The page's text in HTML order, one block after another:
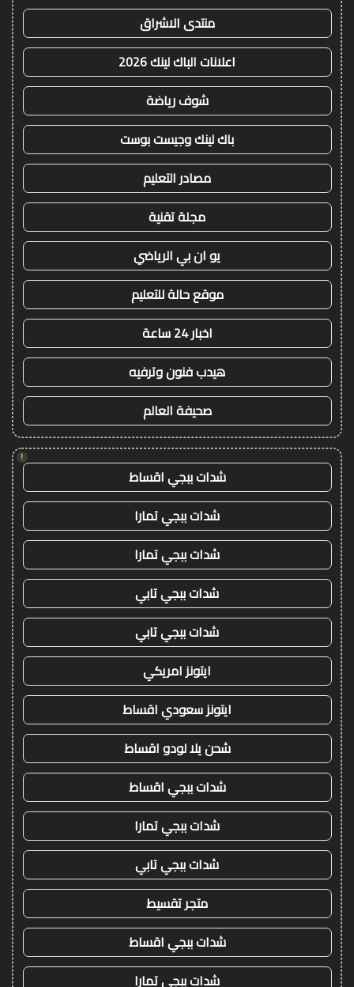
منتدى الاشراق
اعلانات الباك لينك 2026
شوف رياضة
باك لينك وجيست بوست
مصادر التعليم
مجلة تقنية
يو ان بي الرياضي
موقع حالة للتعليم
اخبار 24 ساعة
هيدب فنون وترفيه
صحيفة العالم
!
شدات ببجي اقساط
شدات ببجي تمارا
شدات ببجي تمارا
شدات ببجي تابي
شدات ببجي تابي
ايتونز امريكي
ايتونز سعودي اقساط
شحن يلا لودو اقساط
شدات ببجي اقساط
شدات ببجي تمارا
شدات ببجي تابي
متجر تقسيط
شدات ببجي اقساط
شدات ببجي تمارا